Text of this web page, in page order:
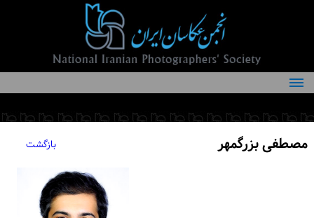
درباره انجمن
کمیته‌های انجمن
مصطفی بزرگمهر بازگشت